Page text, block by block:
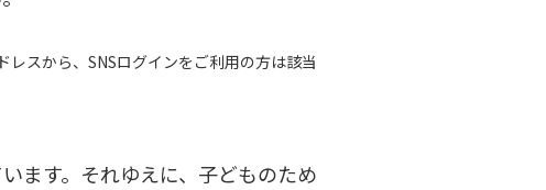
スから、SNSログインをご利用の方は該当
ます。それゆえに、子どものため